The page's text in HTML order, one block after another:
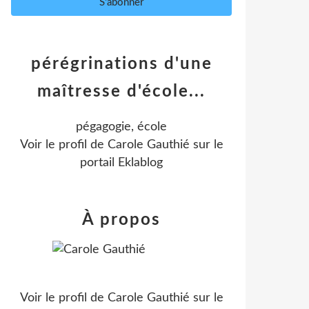
pérégrinations d'une
maîtresse d'école...
pégagogie, école
Voir le profil de Carole Gauthié sur le
portail Eklablog
À propos
Voir le profil de Carole Gauthié sur le